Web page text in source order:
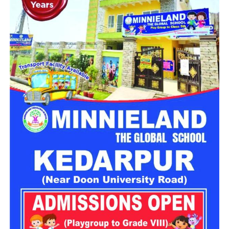
रेणु धरियाल ने इस उपलब्धि के साथ यूक्रेन की आलिया नासिरोवा का
पिछला रिकॉर्ड पीछे छोड़ दिया। नासिरोवा के बालों की लंबाई 257.33
सेंटीमीटर यानी करीब 8 फीट 5 इंच दर्ज की गई थी।
रेणु के बाल उनसे कई सेंटीमीटर अधिक लंबे हैं। उनकी इस उपलब्धि की एक
और खास बात यह है कि उनके बालों की लंबाई दुनिया के सबसे लंबे व्यक्ति
रहे रॉबर्ट वाडलो की 272 सेंटीमीटर ऊंचाई के लगभग बराबर है।